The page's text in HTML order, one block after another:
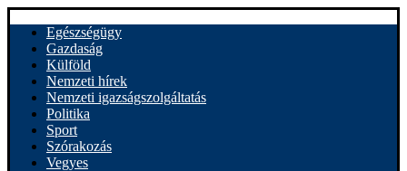
Egészségügy
Gazdaság
Külföld
Nemzeti hírek
Nemzeti igazságszolgáltatás
Politika
Sport
Szórakozás
Vegyes